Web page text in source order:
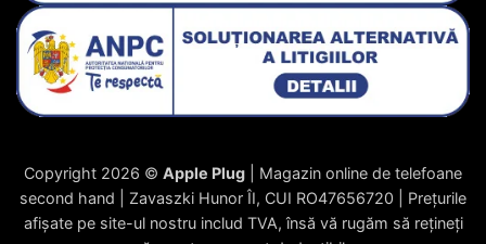
Copyright 2026 © Apple Plug | Magazin online de telefoane
second hand | Zavaszki Hunor ÎI, CUI RO47656720 | Prețurile
afișate pe site-ul nostru includ TVA, însă vă rugăm să rețineți